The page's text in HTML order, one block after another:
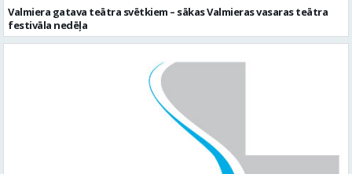
Valmiera gatava teātra svētkiem – sākas Valmieras vasaras teātra
festivāla nedēļa